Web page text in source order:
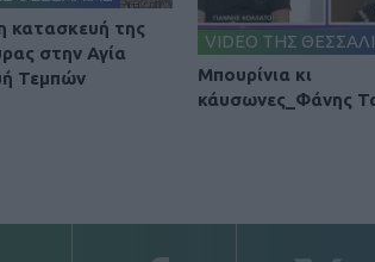
κατασκευή της
στην Αγία
Τεμπών
VIDEO ΤΗΣ
Μπουρίνια κι
κάυσωνες_Φάνης